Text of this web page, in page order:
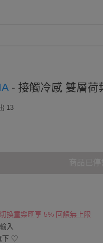
- 接觸冷感 雙層荷
13
換童樂匯享 5% 回饋無上限
入
下 ♡